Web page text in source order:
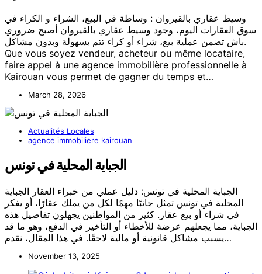
وسيط عقاري بالقيروان : وساطة في البيع، الشراء و الكراء في
سوق العقارات اليوم، وجود وسيط عقاري بالقيروان أصبح ضروري
باش تضمن عملية بيع، شراء أو كراء تتم بسهولة وبدون مشاكل.
Que vous soyez vendeur, acheteur ou même locataire,
faire appel à une agence immobilière professionnelle à
Kairouan vous permet de gagner du temps et…
March 28, 2026
Actualités Locales
agence immobiliere kairouan
الجباية المحلية في تونس
الجباية المحلية في تونس: دليل عملي من خبراء العقار الجباية
المحلية في تونس تمثل جانبًا مهمًا لكل من يملك عقارًا، أو يفكر
في شراء أو بيع عقار. كثير من المواطنين يجهلون تفاصيل هذه
الجباية، مما يجعلهم عرضة للأخطاء أو التأخير في الدفع، وهو ما قد
يسبب مشاكل قانونية أو مالية لاحقًا. في هذا المقال، نقدم…
November 13, 2025